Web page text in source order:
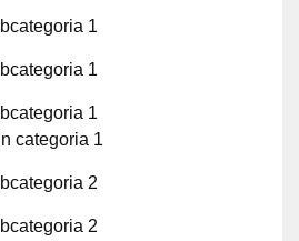
1
1
1
categoria 1
2
2